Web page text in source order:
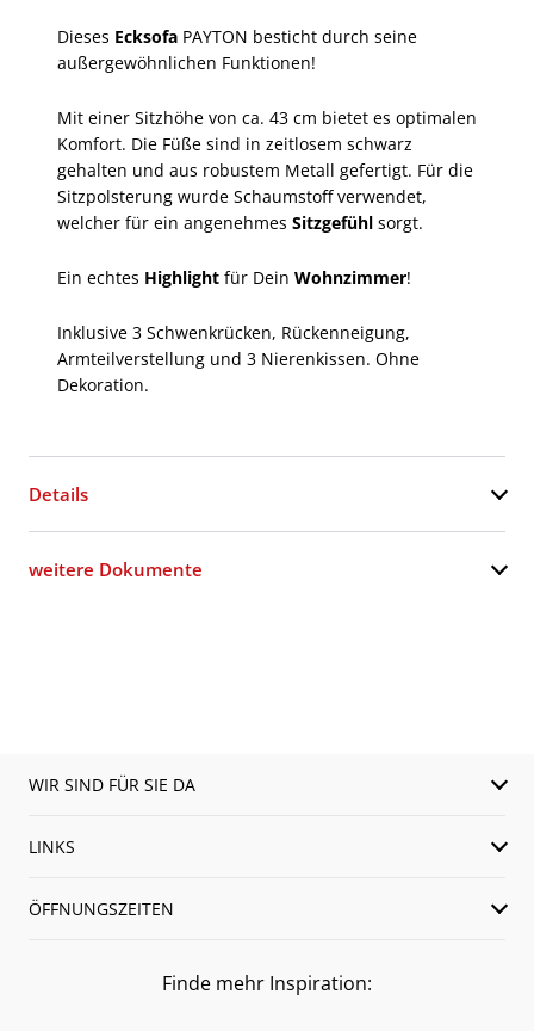
Dieses Ecksofa PAYTON besticht durch seine
außergewöhnlichen Funktionen!
Mit einer Sitzhöhe von ca. 43 cm bietet es optimalen
Komfort. Die Füße sind in zeitlosem schwarz
gehalten und aus robustem Metall gefertigt. Für die
Sitzpolsterung wurde Schaumstoff verwendet,
welcher für ein angenehmes Sitzgefühl sorgt.
Ein echtes Highlight für Dein Wohnzimmer!
Inklusive 3 Schwenkrücken, Rückenneigung,
Armteilverstellung und 3 Nierenkissen. Ohne
Dekoration.
Details
weitere Dokumente
WIR SIND FÜR SIE DA
LINKS
ÖFFNUNGSZEITEN
Finde mehr Inspiration: